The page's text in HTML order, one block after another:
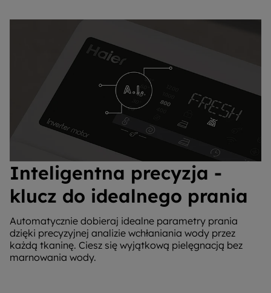
Inteligentna precyzja -
klucz do idealnego prania
Automatycznie dobieraj idealne parametry prania
dzięki precyzyjnej analizie wchłaniania wody przez
każdą tkaninę. Ciesz się wyjątkową pielęgnacją bez
marnowania wody.